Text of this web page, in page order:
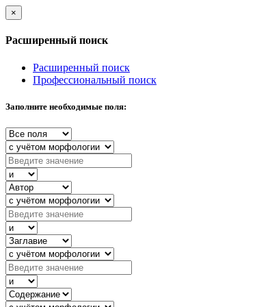
×
Расширенный поиск
Расширенный поиск
Профессиональный поиск
Заполните необходимые поля: